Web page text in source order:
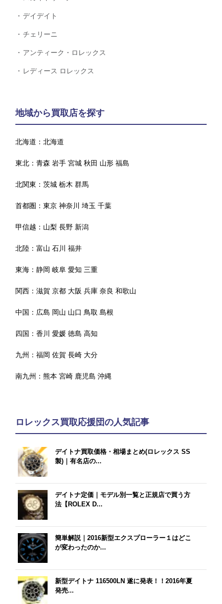
デイデイト
チェリーニ
アンティーク・ロレックス
レディース ロレックス
地域から買取店を探す
北海道：北海道
東北：青森 岩手 宮城 秋田 山形 福島
北関東：茨城 栃木 群馬
首都圏：東京 神奈川 埼玉 千葉
甲信越： 山梨 長野 新潟
北陸：富山 石川 福井
東海：静岡 岐阜 愛知 三重
関西：滋賀 京都 大阪 兵庫 奈良 和歌山
中国： 広島 岡山 山口 鳥取 島根
四国：香川 愛媛 徳島 高知
九州：福岡 佐賀 長崎 大分
南九州：熊本 宮崎 鹿児島 沖縄
ロレックス買取応援団の人気記事
デイトナ買取価格・相場まとめ(ロレックス SS
製)｜有名店の...
デイトナ定価｜モデル別一覧と正規店で買う方
法【ROLEX D...
簡単解説｜2016新型エクスプローラー１はどこ
が変わったのか...
新型デイトナ 116500LN 遂に発表！！2016年夏
発売...